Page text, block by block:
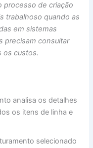
processo de criação
trabalhoso quando as
em sistemas
precisam consultar
os custos.
analisa os detalhes
os itens de linha e
selecionado